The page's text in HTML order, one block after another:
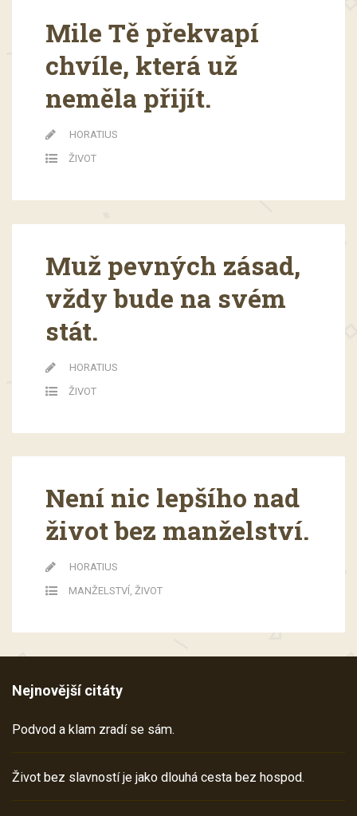
Mile Tě překvapí
chvíle, která už
neměla přijít.
HORATIUS
ŽIVOT
Muž pevných zásad,
vždy bude na svém
stát.
HORATIUS
ŽIVOT
Není nic lepšího nad
život bez manželství.
HORATIUS
MANŽELSTVÍ, ŽIVOT
Nejnovější citáty
Podvod a klam zradí se sám.
Život bez slavností je jako dlouhá cesta bez hospod.